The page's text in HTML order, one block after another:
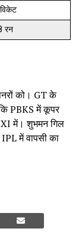
रन
को। GT के
PBKS में कूपर
XI में। शुभमन गिल
में वापसी का